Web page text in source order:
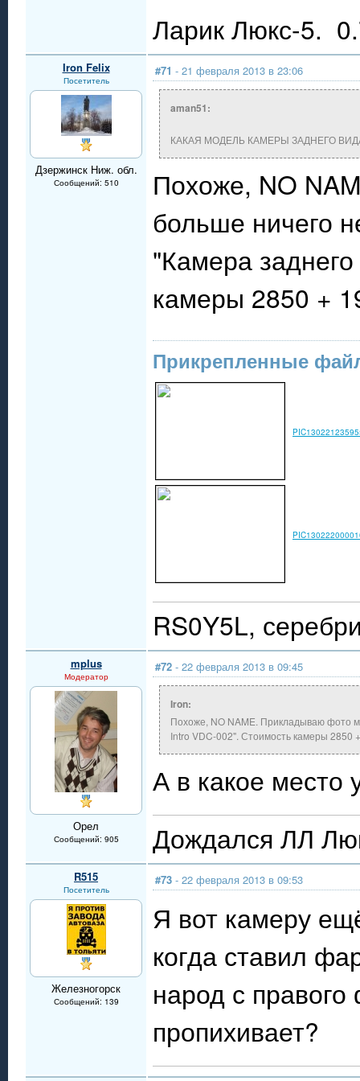
Ларик Люкс-5.
Iron Felix
Посетитель
Дзержинск Ниж. обл.
Сообщений: 510
#71 - 21 февраля 2013 в 23:06
aman51:
КАКАЯ МОДЕЛЬ КАМЕРЫ ЗАДНЕГО
Похоже, NO
больше ничего
"Камера
камеры 2850 +
Прикрепленные
RS0Y5L,
mplus
Модератор
Орел
Сообщений: 905
#72 - 22 февраля 2013 в 09:45
Iron:
Похоже, NO NAME. Прикладываю фото
Intro VDC-002". Стоимость камеры 2850
А в какое место
Дождался ЛЛ
R515
Посетитель
Железногорск
Сообщений: 139
#73 - 22 февраля 2013 в 09:53
Я вот камеру
когда ставил
народ с
пропихивает?